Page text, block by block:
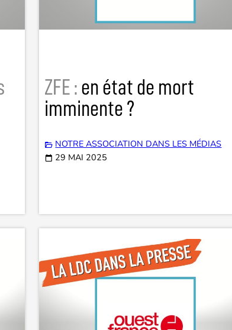
ZFE : en état de mort
imminente ?
NOTRE ASSOCIATION DANS LES MÉDIAS
29 MAI 2025